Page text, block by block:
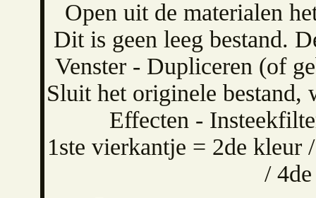
Open uit de materialen
Dit is geen leeg bestand.
Venster - Dupliceren (of
Sluit het originele bestand,
Effecten -
1ste vierkantje = 2de kleur
/